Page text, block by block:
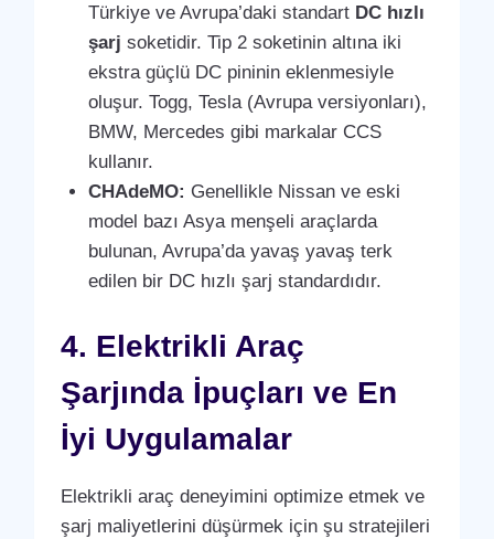
Türkiye ve Avrupa’daki standart DC hızlı
şarj soketidir. Tip 2 soketinin altına iki
ekstra güçlü DC pininin eklenmesiyle
oluşur. Togg, Tesla (Avrupa versiyonları),
BMW, Mercedes gibi markalar CCS
kullanır.
CHAdeMO: Genellikle Nissan ve eski
model bazı Asya menşeli araçlarda
bulunan, Avrupa’da yavaş yavaş terk
edilen bir DC hızlı şarj standardıdır.
4. Elektrikli Araç
Şarjında İpuçları ve En
İyi Uygulamalar
Elektrikli araç deneyimini optimize etmek ve
şarj maliyetlerini düşürmek için şu stratejileri